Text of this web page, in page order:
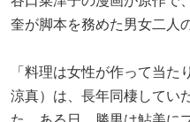
奎が脚本を務めた男女二人
「料理は女性が作って当
涼真）は、長年同棲してい